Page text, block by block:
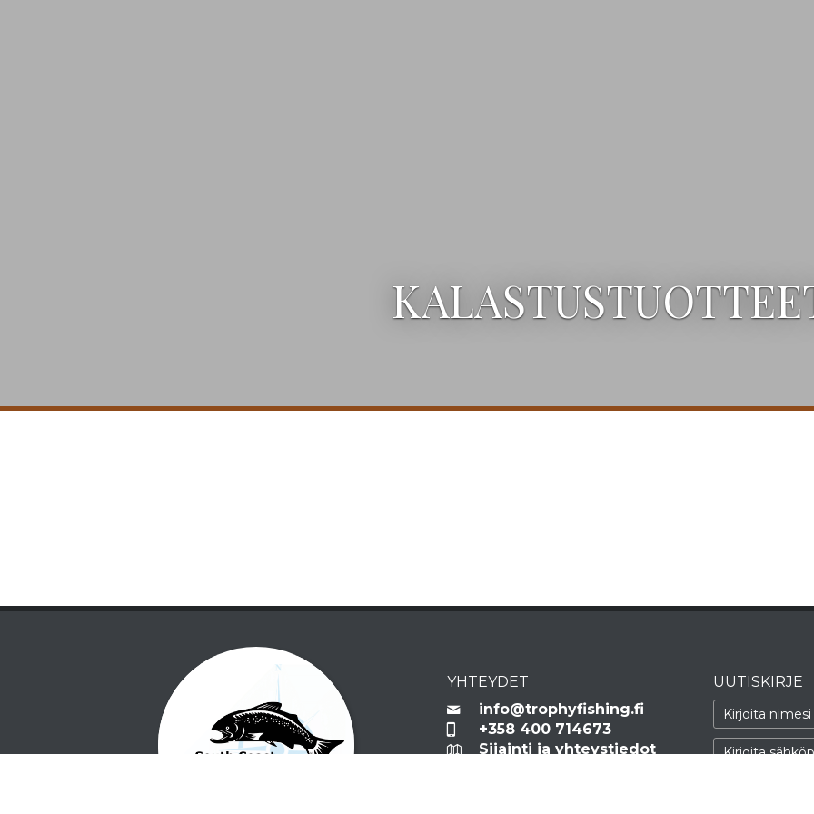
YHTEYDET
info@trophyfishing.fi
+358 400 714673
Sijainti ja yhteystiedot
UUTISKIRJE